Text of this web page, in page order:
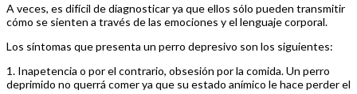
A veces, es difícil de diagnosticar ya que ellos sólo pueden transmitir
cómo se sienten a través de las emociones y el lenguaje corporal.
Los síntomas que presenta un perro depresivo son los siguientes:
1. Inapetencia o por el contrario, obsesión por la comida. Un perro
deprimido no querrá comer ya que su estado anímico le hace perder el